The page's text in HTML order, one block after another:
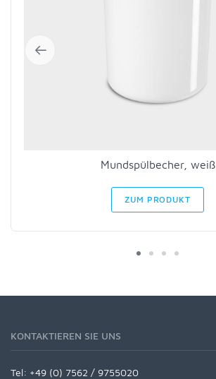
Mundspülbecher, weiß
ZUM PRODUKT
KONTAKTIEREN SIE UNS
Tel: +49 (0) 7562 / 9755020